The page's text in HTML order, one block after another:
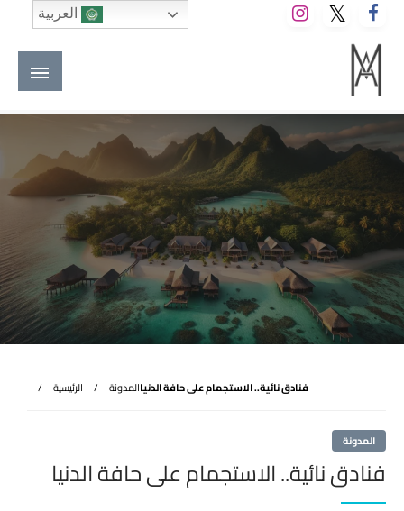
التخطي
إلى
المحتوى
M A hotels | إم ايه هوتيلز
الموقع الأول للعاملين في الفنادق في العالم العربي
الرئيسية المدونةفنادق نائية.. الاستجمام على حافة الدنيا
المدونة
فنادق نائية.. الاستجمام على حافة الدنيا
العربية